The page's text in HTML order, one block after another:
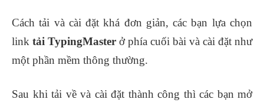
Cách tải và cài đặt khá đơn giản, các bạn lựa chọn
link tải TypingMaster ở phía cuối bài và cài đặt như
một phần mềm thông thường.
Sau khi tải về và cài đặt thành công thì các bạn mở